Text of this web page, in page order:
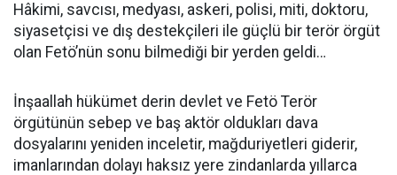
Hâkimi, savcısı, medyası, askeri, polisi, miti, doktoru,
siyasetçisi ve dış destekçileri ile güçlü bir terör örgüt
olan Fetö’nün sonu bilmediği bir yerden geldi…
İnşaallah hükümet derin devlet ve Fetö Terör
örgütünün sebep ve baş aktör oldukları dava
dosyalarını yeniden inceletir, mağduriyetleri giderir,
imanlarından dolayı haksız yere zindanlarda yıllarca